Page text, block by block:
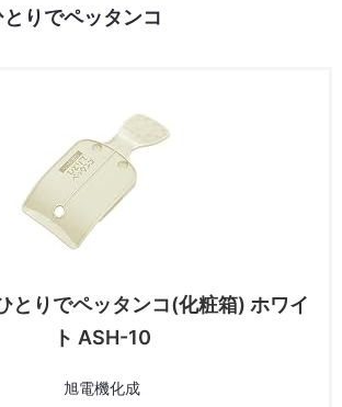
りでペッタンコ
とりでペッタンコ(化粧箱) ホワイ
ト ASH-10
旭電機化成